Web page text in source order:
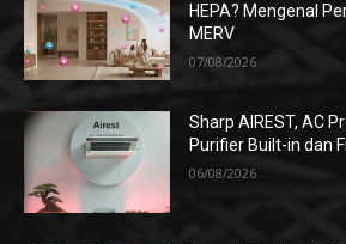
HEPA? Mengenal
MERV
07/08/2026
Sharp AIREST, AC
Purifier Built-in dan
06/08/2026